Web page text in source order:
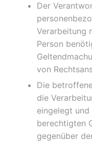
Der
Verarbeitung
Person
von
Die
die
eingelegt
berechtigten
gegenüber